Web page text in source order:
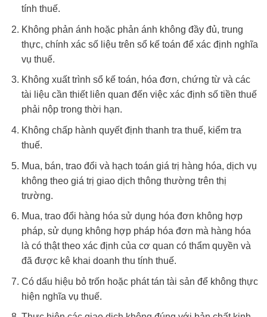
tính thuế.
Không phản ánh hoặc phản ánh không đầy đủ, trung
thực, chính xác số liệu trên sổ kế toán để xác định nghĩa
vụ thuế.
Không xuất trình sổ kế toán, hóa đơn, chứng từ và các
tài liệu cần thiết liên quan đến việc xác định số tiền thuế
phải nộp trong thời hạn.
Không chấp hành quyết định thanh tra thuế, kiểm tra
thuế.
Mua, bán, trao đổi và hạch toán giá trị hàng hóa, dịch vụ
không theo giá trị giao dịch thông thường trên thị
trường.
Mua, trao đổi hàng hóa sử dụng hóa đơn không hợp
pháp, sử dụng không hợp pháp hóa đơn mà hàng hóa
là có thật theo xác định của cơ quan có thẩm quyền và
đã được kê khai doanh thu tính thuế.
Có dấu hiệu bỏ trốn hoặc phát tán tài sản để không thực
hiện nghĩa vụ thuế.